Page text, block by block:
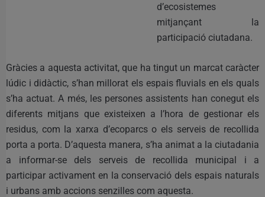
d’ecosistemes
mitjançant la
participació ciutadana.
Gràcies a aquesta activitat, que ha tingut un marcat caràcter
lúdic i didàctic, s’han millorat els espais fluvials en els quals
s’ha actuat. A més, les persones assistents han conegut els
diferents mitjans que existeixen a l’hora de gestionar els
residus, com la xarxa d’ecoparcs o els serveis de recollida
porta a porta. D’aquesta manera, s’ha animat a la ciutadania
a informar-se dels serveis de recollida municipal i a
participar activament en la conservació dels espais naturals
i urbans amb accions senzilles com aquesta.